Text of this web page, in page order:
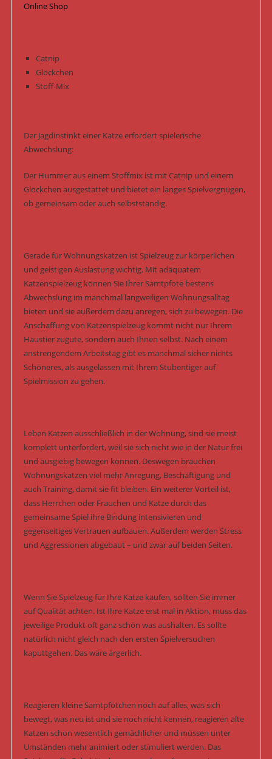
Online Shop
Catnip
Glöckchen
Stoff-Mix
Der Jagdinstinkt einer Katze erfordert spielerische
Abwechslung:
Der Hummer aus einem Stoffmix ist mit Catnip und einem
Glöckchen ausgestattet und bietet ein langes Spielvergnügen,
ob gemeinsam oder auch selbstständig.
Gerade für Wohnungskatzen ist Spielzeug zur körperlichen
und geistigen Auslastung wichtig. Mit adäquatem
Katzenspielzeug können Sie Ihrer Samtpfote bestens
Abwechslung im manchmal langweiligen Wohnungsalltag
bieten und sie außerdem dazu anregen, sich zu bewegen. Die
Anschaffung von Katzenspielzeug kommt nicht nur Ihrem
Haustier zugute, sondern auch Ihnen selbst. Nach einem
anstrengendem Arbeitstag gibt es manchmal sicher nichts
Schöneres, als ausgelassen mit Ihrem Stubentiger auf
Spielmission zu gehen.
Leben Katzen ausschließlich in der Wohnung, sind sie meist
komplett unterfordert, weil sie sich nicht wie in der Natur frei
und ausgiebig bewegen können. Deswegen brauchen
Wohnungskatzen viel mehr Anregung, Beschäftigung und
auch Training, damit sie fit bleiben. Ein weiterer Vorteil ist,
dass Herrchen oder Frauchen und Katze durch das
gemeinsame Spiel ihre Bindung intensivieren und
gegenseitiges Vertrauen aufbauen. Außerdem werden Stress
und Aggressionen abgebaut – und zwar auf beiden Seiten.
Wenn Sie Spielzeug für Ihre Katze kaufen, sollten Sie immer
auf Qualität achten. Ist Ihre Katze erst mal in Aktion, muss das
jeweilige Produkt oft ganz schön was aushalten. Es sollte
natürlich nicht gleich nach den ersten Spielversuchen
kaputtgehen. Das wäre ärgerlich.
Reagieren kleine Samtpfötchen noch auf alles, was sich
bewegt, was neu ist und sie noch nicht kennen, reagieren alte
Katzen schon wesentlich gemächlicher und müssen unter
Umständen mehr animiert oder stimuliert werden. Das